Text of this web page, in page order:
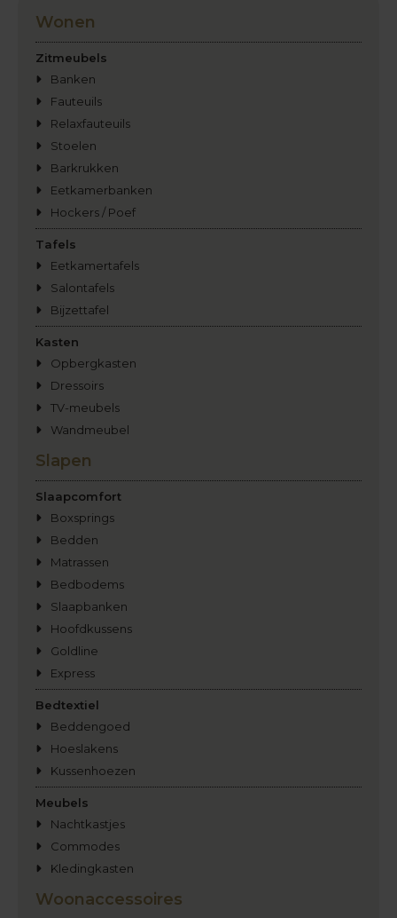
Wonen
Zitmeubels
Banken
Fauteuils
Relaxfauteuils
Stoelen
Barkrukken
Eetkamerbanken
Hockers / Poef
Tafels
Eetkamertafels
Salontafels
Bijzettafel
Kasten
Opbergkasten
Dressoirs
TV-meubels
Wandmeubel
Slapen
Slaapcomfort
Boxsprings
Bedden
Matrassen
Bedbodems
Slaapbanken
Hoofdkussens
Goldline
Express
Bedtextiel
Beddengoed
Hoeslakens
Kussenhoezen
Meubels
Nachtkastjes
Commodes
Kledingkasten
Woonaccessoires